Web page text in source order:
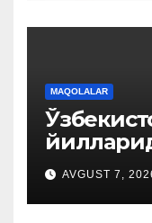
MAQOLALAR
ҳимоя
AVGUST 7,